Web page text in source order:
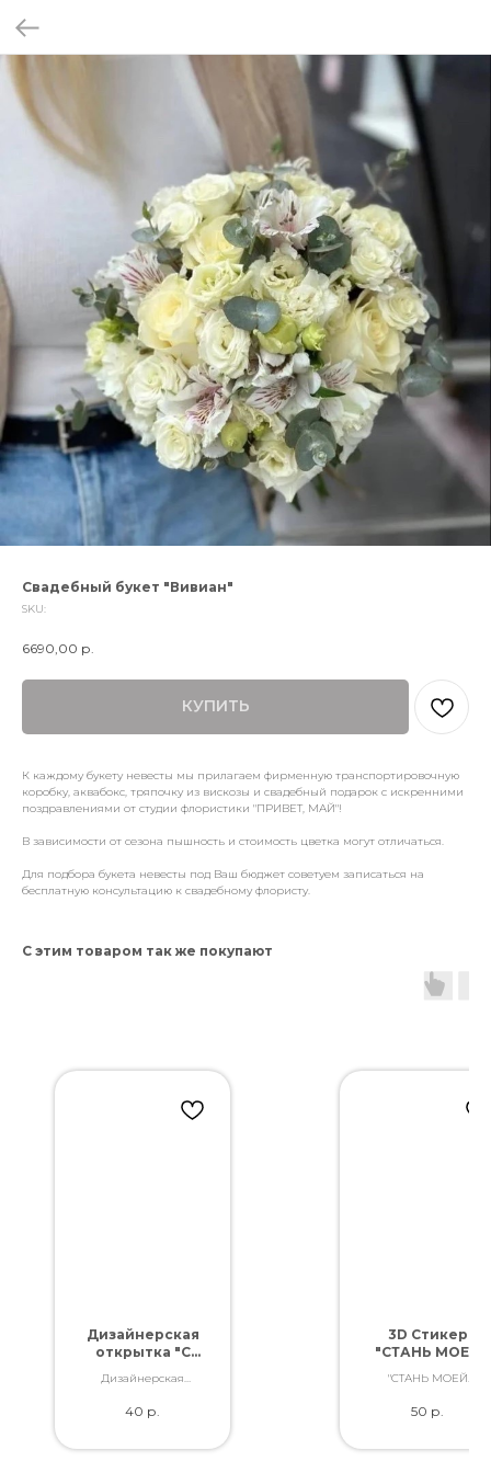
Свадебный букет "Вивиан"
SKU:
6690,00 р.
КУПИТЬ
К каждому букету невесты мы прилагаем фирменную транспортировочную
коробку, аквабокс, тряпочку из вискозы и свадебный подарок с искренними
поздравлениями от студии флористики "ПРИВЕТ, МАЙ"!
В зависимости от сезона пышность и стоимость цветка могут отличаться.
Для подбора букета невесты под Ваш бюджет советуем записаться на
бесплатную консультацию к свадебному флористу.
С этим товаром так же покупают
Дизайнерская
открытка "С
2"
Дизайнерская
качество. Дополнит
40 р.
3D Стикер
"СТАНЬ МОЕЙ
ВЕСНОЙ"
"СТАНЬ МОЕЙ
50 р.